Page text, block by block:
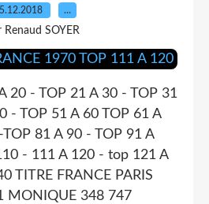
…
Renaud SOYER
20 - TOP 21 A 30 - TOP 31
- TOP 51 A 60 TOP 61 A
81 A 90 - TOP 91 A
- 111 A 120 - top 121 A
TITRE FRANCE PARIS
MONIQUE 348 747